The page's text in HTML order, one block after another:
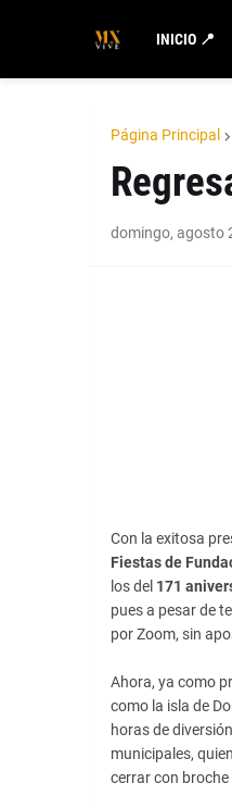
INICIO 📍
Página Principal
domingo, agosto
Con la exitosa
Fiestas de
los del 171
pues a pesar de
por Zoom, sin
Ahora, ya como
como la isla de
horas de
municipales,
cerrar con